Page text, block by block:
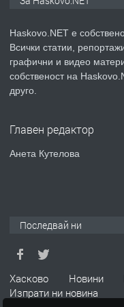
ПРЕДЛАГА
ПРЕДЛАГА
Haskovo.NET е
Всички статии,
графични и видео
собственост на
друго.
Главен редактор
Анета Кутелова
Последвай ни
Хасково Новини
Изпрати ни новина